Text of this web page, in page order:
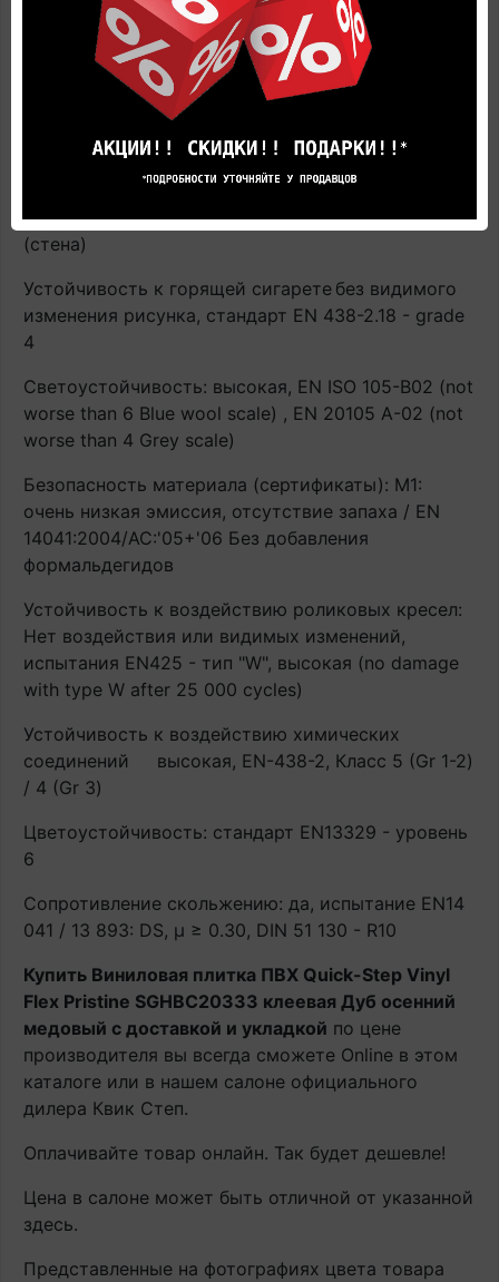
случае производитель не гарантирует
сохранность напольного покрытия в процессе
эксплуатации. Гарантия аннулируется.
Термическое сопротивление: испытание EN ISO
12667: 0.01 m²K/W
Пожаробезопасность: трудно воспламеняемый,
EN 13501-1: Bfl-s1 (пол) / EN 13501-1:2010 - D-s3,d0
(стена)
Устойчивость к горящей сигарете без видимого
изменения рисунка, стандарт EN 438-2.18 - grade
4
Светоустойчивость: высокая, EN ISO 105-B02 (not
worse than 6 Blue wool scale) , EN 20105 A-02 (not
worse than 4 Grey scale)
Безопасность материала (сертификаты): М1:
очень низкая эмиссия, отсутствие запаха / EN
14041:2004/AC:'05+'06 Без добавления
формальдегидов
Устойчивость к воздействию роликовых кресел:
Нет воздействия или видимых изменений,
испытания EN425 - тип "W", высокая (no damage
with type W after 25 000 cycles)
Устойчивость к воздействию химических
соединений
высокая, EN-438-2, Класс 5 (Gr 1-2)
/ 4 (Gr 3)
Цветоустойчивость: стандарт EN13329 - уровень
6
Сопротивление скольжению: да, испытание EN14
041 / 13 893: DS, μ ≥ 0.30, DIN 51 130 - R10
Купить Виниловая плитка ПВХ Quick-Step Vinyl
Flex Pristine SGHBC20333 клеевая Дуб осенний
медовый с доставкой и укладкой по цене
производителя вы всегда сможете Online в этом
каталоге или в нашем салоне официального
дилера Квик Степ.
Оплачивайте товар онлайн. Так будет дешевле!
Цена в салоне может быть отличной от указанной
здесь.
Представленные на фотографиях цвета товара